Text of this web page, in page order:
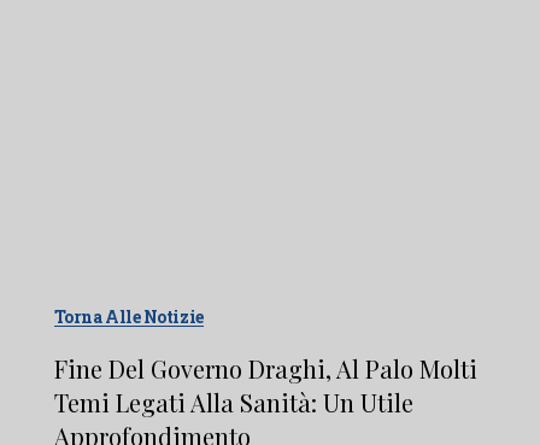
Torna Alle Notizie
Fine Del Governo Draghi, Al Palo Molti
Temi Legati Alla Sanità: Un Utile
Approfondimento